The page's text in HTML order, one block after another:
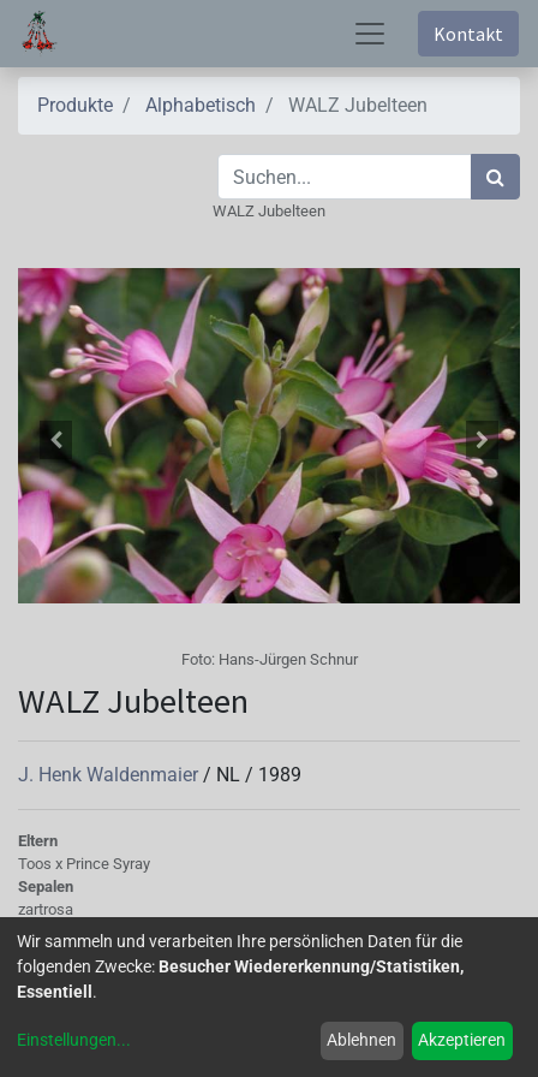
Kontakt
Produkte Alphabetisch WALZ Jubelteen
WALZ Jubelteen
Foto: Hans-Jürgen Schnur
WALZ Jubelteen
J. Henk Waldenmaier / NL / 1989
Eltern
Toos x Prince Syray
Sepalen
zartrosa
Korolle/Petalen
rosa
Knospe/Blüte
einfach, mittelgross
stehend
Wir sammeln und verarbeiten Ihre persönlichen Daten für die
folgenden Zwecke: Besucher Wiedererkennung/Statistiken,
Essentiell .
Einstellungen... Ablehnen Akzeptieren